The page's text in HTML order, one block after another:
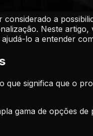
a
Neste
lo a entender
significa que o
gama de opções